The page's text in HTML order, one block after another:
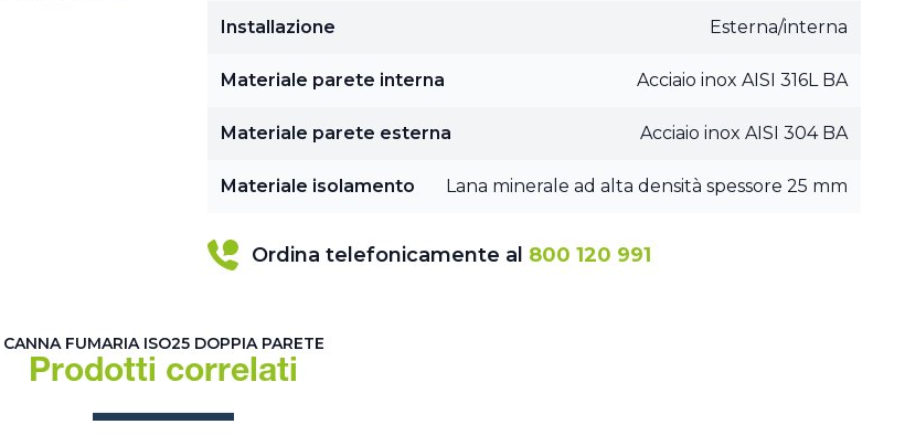
Installazione Esterna/interna
Materiale parete interna Acciaio inox AISI 316L BA
Materiale parete esterna Acciaio inox AISI 304 BA
Materiale isolamento Lana minerale ad alta densità spessore 25 mm
Ordina telefonicamente al 800 120 991
CANNA FUMARIA ISO25 DOPPIA PARETE
Prodotti correlati